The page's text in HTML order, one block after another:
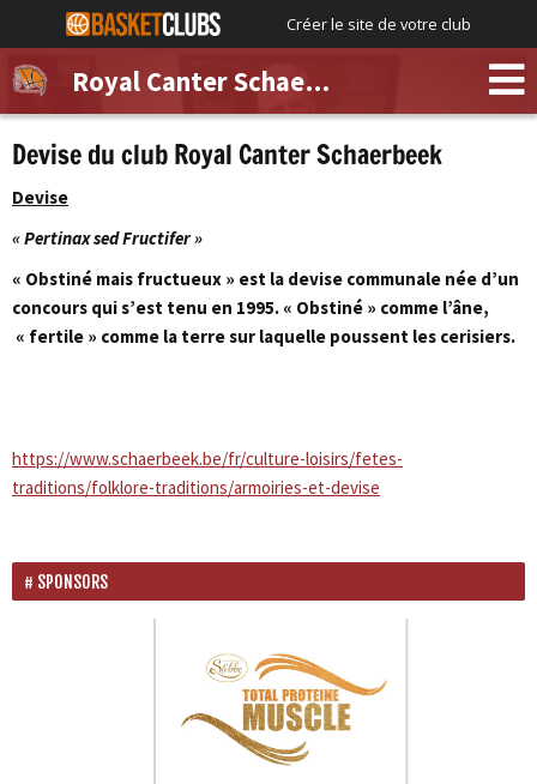
Créer le site de votre club
Royal Canter Schaerbeek
Devise du club Royal Canter Schaerbeek
Devise
« Pertinax sed Fructifer »
« Obstiné mais fructueux » est la devise communale née d’un
concours qui s’est tenu en 1995. « Obstiné » comme l’âne,
« fertile » comme la terre sur laquelle poussent les cerisiers.
https://www.schaerbeek.be/fr/culture-loisirs/fetes-
traditions/folklore-traditions/armoiries-et-devise
SPONSORS